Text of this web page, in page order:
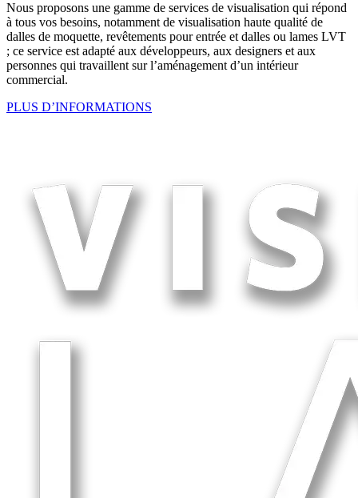
Nous proposons une gamme de services de visualisation qui répond
à tous vos besoins, notamment de visualisation haute qualité de
dalles de moquette, revêtements pour entrée et dalles ou lames LVT
; ce service est adapté aux développeurs, aux designers et aux
personnes qui travaillent sur l’aménagement d’un intérieur
commercial.
PLUS D’INFORMATIONS